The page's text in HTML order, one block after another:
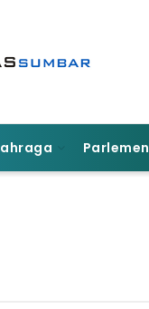
Parlemen